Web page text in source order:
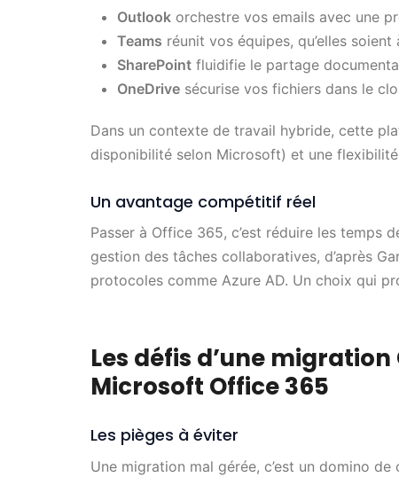
Outlook orchestre vos emails avec une
Teams réunit vos équipes, qu’elles
SharePoint fluidifie le partage
OneDrive sécurise vos fichiers dans le
Dans un contexte de travail hybride, cette
disponibilité selon Microsoft) et une
Un avantage compétitif réel
Passer à Office 365, c’est réduire les temps
gestion des tâches collaboratives, d’après
protocoles comme Azure AD. Un choix qui
Les défis d’une
Microsoft Office 365
Les pièges à éviter
Une migration mal gérée, c’est un domino